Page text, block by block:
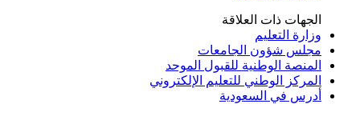
الجهات ذات العلاقة
وزارة التعليم
مجلس شؤون الجامعات
المنصة الوطنية للقبول الموحد
المركز الوطني للتعليم الإلكتروني
أدرس في السعودية